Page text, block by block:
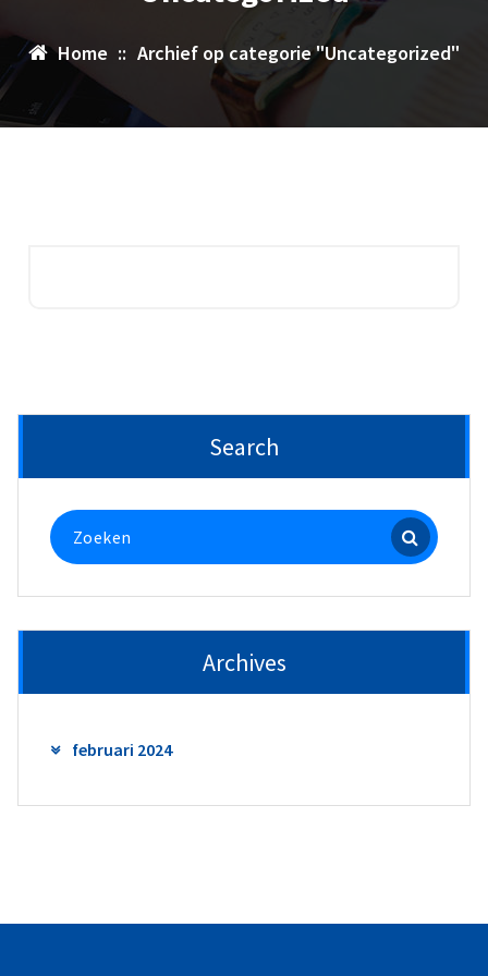
Home :: Archief op categorie "Uncategorized"
Search
Zoek
naar:
Archives
februari 2024